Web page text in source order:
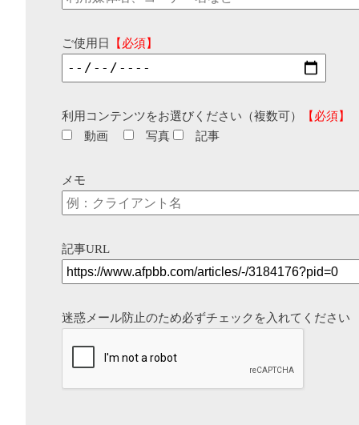
ご使用日 【必須】
利用コンテンツをお選びください（複数可）
【必須】
動画
写真 記事
メモ
記事URL
迷惑メール防止のため必ずチェックを入れてください